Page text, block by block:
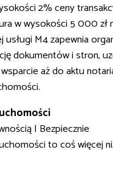
2% ceny
w wysokości 5 000 zł
usługi M4 zapewnia
dokumentów i stron,
aż do aktu
| Bezpiecznie
to coś więcej